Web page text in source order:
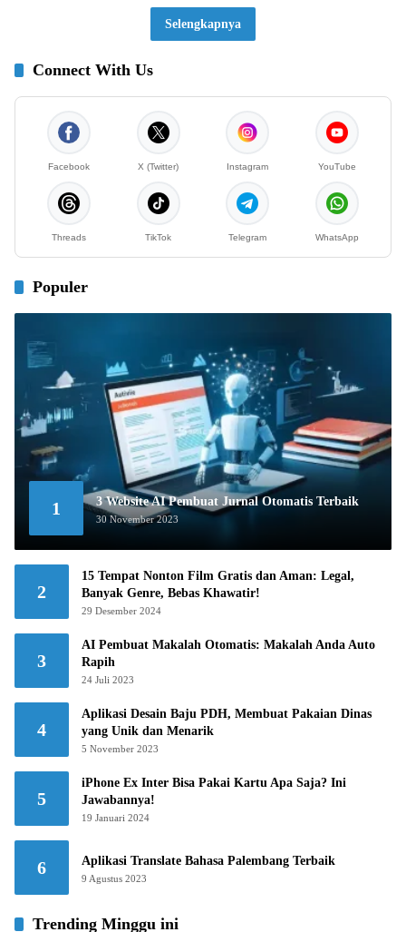
Selengkapnya
Connect With Us
Facebook X (Twitter) Instagram YouTube
Threads TikTok Telegram WhatsApp
Populer
1 3 Website AI Pembuat Jurnal Otomatis Terbaik
30 November 2023
2
15 Tempat Nonton Film Gratis dan Aman: Legal,
Banyak Genre, Bebas Khawatir!
29 Desember 2024
3
AI Pembuat Makalah Otomatis: Makalah Anda Auto
Rapih
24 Juli 2023
4
Aplikasi Desain Baju PDH, Membuat Pakaian Dinas
yang Unik dan Menarik
5 November 2023
5
iPhone Ex Inter Bisa Pakai Kartu Apa Saja? Ini
Jawabannya!
19 Januari 2024
6 Aplikasi Translate Bahasa Palembang Terbaik
9 Agustus 2023
Trending Minggu ini